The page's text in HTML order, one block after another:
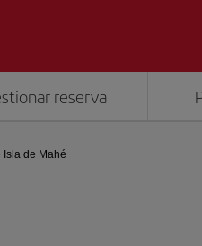
reserva
Isla de Mahé